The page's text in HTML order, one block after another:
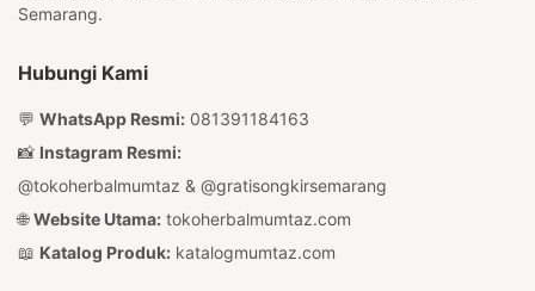
Semarang.
Hubungi Kami
💬 WhatsApp Resmi: 081391184163
📸 Instagram Resmi:
@tokoherbalmumtaz & @gratisongkirsemarang
🌐Website Utama: tokoherbalmumtaz.com
📖 Katalog Produk: katalogmumtaz.com